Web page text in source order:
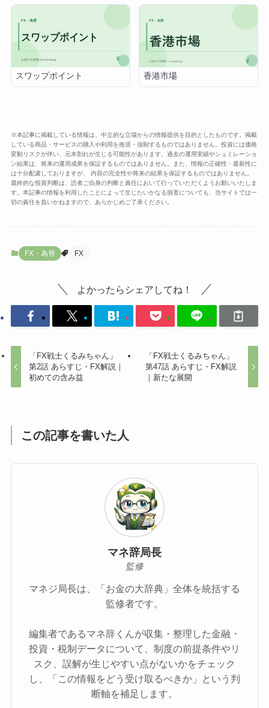
スワップポイント 香港市場
※本記事に掲載している情報は、中立的な立場からの情報提供を目的としたものです。掲載
している商品・サービスの購入や利用を推奨・強制するものではありません。投資には価格
変動リスクが伴い、元本割れが生じる可能性があります。過去の運用実績やシュミレーショ
ン結果は、将来の運用成果を保証するものではありません。また、情報の正確性・最新性に
は十分配慮しておりますが、 内容の完全性や将来の結果を保証するものではありません。
最終的な投資判断は、読者ご自身の判断と責任において行っていただくようお願いいたしま
す。本記事の情報を利用したことによって生じたいかなる損害についても、当サイトでは一
切の責任を負いかねますので、あらかじめご了承ください。
FX・為替 FX
よかったらシェアしてね！
「FX戦士くるみちゃん」
第2話 あらすじ・FX解説｜
初めての含み益
「FX戦士くるみちゃん」
第47話 あらすじ・FX解説
｜新たな展開
この記事を書いた人
マネ辞局長
監修
マネジ局長は、「お金の大辞典」全体を統括する
監修者です。
編集者であるマネ辞くんが収集・整理した金融・
投資・税制データについて、制度の前提条件やリ
スク、誤解が生じやすい点がないかをチェック
し、「この情報をどう受け取るべきか」という判
断軸を補足します。